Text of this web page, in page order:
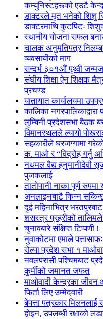
कम्युनिस्टहरूको एउटै
डाक्टरले मृत भनेको शिशु
डाक्टरमाथि कुटपिटः
स्थानीय योजना सफल
चालक अनुमतिपत्र
व्यवसायीको माग
सन्दर्भ ३०१औं पृथ्वी
संघीय शिक्षा ऐन शिक्षक
प्रचण्ड
यातायात कार्यालयमा
कालिका
लुम्बिनी प्रदेशसभा बैठक
विमानस्थलले ल्यायो
सहकारीले घरजग्गामा
क. माओ र “विद्रोह गर्नु
नथमल वैद्य हनुमानीदेवी
पुजकलाई
तातोपानी नाका पूर्ण
अनलाइनबाटै किन्न
दुई महिनाभित्र
शसस्त्र प्रहरीको
चुनावबारे संक्षिप्त टिप्पणी !
नुवाकोटमा एमाले
रोल्पा प्रदेश सभा १
नवलपरासी पश्चिमबाट
कुर्मीको जमानत जफत
माओवादी केन्द्रका जीवन
फिर्ता लिए उम्मेदवारी
बेपत्ता पत्रकार मिलनलाई
होइन, उपलब्धी रक्षाको